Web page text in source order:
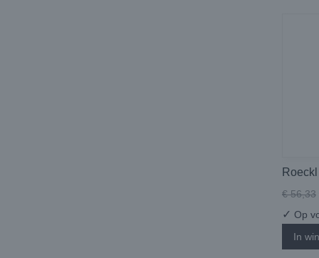
€ 56,33
✓ Op
In